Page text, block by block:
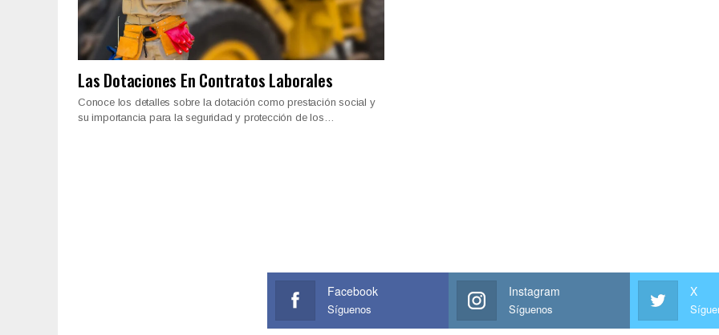
Las Dotaciones En Contratos Laborales
Conoce los detalles sobre la dotación como prestación social y
su importancia para la seguridad y protección de los…
Facebook
Síguenos
Instagram
Síguenos
X